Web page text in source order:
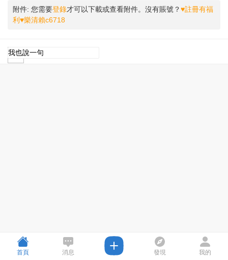
附件: 您需要登錄才可以下載或查看附件。沒有賬號？♥註冊有福
利♥樂清賴c6718
首頁 消息 發現 我的